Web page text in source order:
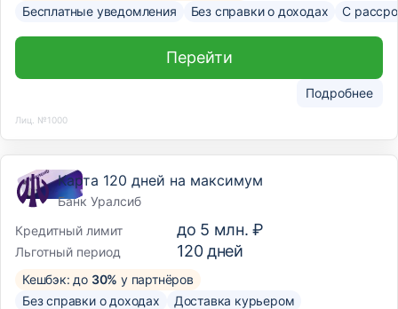
Бесплатные уведомления
Без справки о доходах С
Подробнее
Перейти
Лиц. №1000
Карта 120 дней на максимум
Банк Уралсиб
Кредитный лимит
до 5 млн. ₽
Льготный период 120дней
Кешбэк: до 30% у партнёров
Без справки о доходах
Доставка курьером